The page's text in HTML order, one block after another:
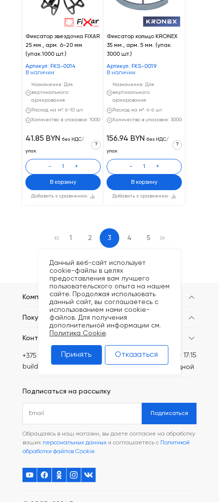
Фиксатор звездочка FIXAR
25 мм., арм. 6-20 мм.
(упак.1000 шт.)
Артикул: FKS-0014
В наличии
Назначение: Для
вертикального
армирования
Расход на м²: 6-10 шт.
Количество в упаковке: 1000
Добавить к сравнению
41.85 BYN без НДС/
упак
?
- +
В корзину
Фиксатор кольцо KRONEX
35 мм., арм. 5 мм. (упак.
3000 шт.)
Артикул: FKS-0019
В наличии
Назначение: Для
вертикального
армирования
Расход на м²: 4-6 шт.
Количество в упаковке: 3000
Добавить к сравнению
156.94 BYN без НДС/
упак
?
- +
В корзину
1 2 3 4 5
Компания
Покупателям
Контакты
+375 (44) 749-20-73
build@kronex-company.by
Пн-Пт: 8:30 - 17:15
Сб-вс: выходной
Подписаться на рассылку
Подписаться
Обращаясь в наш магазин, вы даете согласие на обработку
ваших персональных данных и соглашаетесь с Политикой
обработки файлов Cookie.
Данный веб-сайт использует
cookie-файлы в целях
предоставления вам лучшего
пользовательского опыта на нашем
сайте. Продолжая использовать
данный сайт, вы соглашаетесь с
использованием нами cookie-
файлов. Для получения
дополнительной информации см.
Политика Cookie.
Принять Отказаться